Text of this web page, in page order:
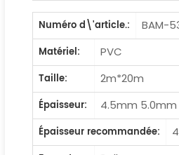
Numéro d\'article.:
BAM-
Matériel:
PVC
Taille:
2m*20m
Épaisseur:
4.5mm
Épaisseur recommandée: